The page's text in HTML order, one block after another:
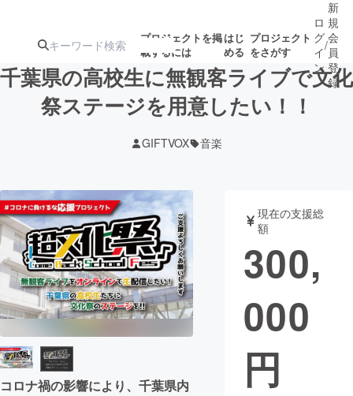
プロジェクトを掲
載するには
はじ
める
プロジェクト
をさがす
ジェクト
募集終了が近いプ
ロジェクト
アート・写真 音楽
テクノロジー・ガジェット ゲーム・サ
映像・映画
ビジネス・起業
まちづくり・地域活性化
ロ
グ
イ
ン
/
新
規
会
員
登
録
千葉県の高校生に無観客ライブで文化
祭ステージを用意したい！！
GIFTVOX 音楽
コロナ禍の影響により、千葉県内
現在の支援総
額
300,
000
円